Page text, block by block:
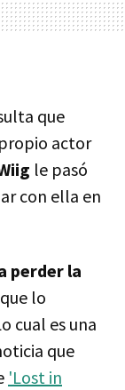
que
actor
le pasó
con ella en
perder la
lo
cual es una
que
'Lost in